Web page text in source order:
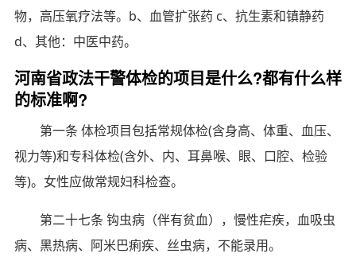
物，高压氧疗法等。b、血管扩张药 c、抗生素和镇静药
d、其他：中医中药。
河南省政法干警体检的项目是什么?都有什么样
的标准啊?
第一条 体检项目包括常规体检(含身高、体重、血压、
视力等)和专科体检(含外、内、耳鼻喉、眼、口腔、检验
等)。女性应做常规妇科检查。
第二十七条 钩虫病（伴有贫血），慢性疟疾，血吸虫
病、黑热病、阿米巴痢疾、丝虫病，不能录用。